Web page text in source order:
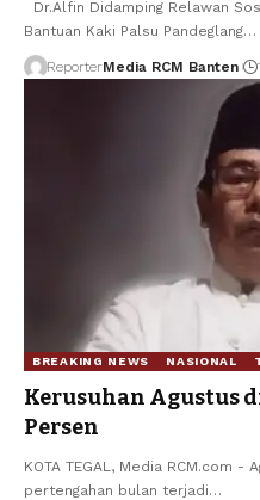
Dr.Alfin Didamping Relawan
Bantuan Kaki Palsu Pandeglang…
ReporterMedia RCM Banten
BREAKING NEWS NASIONAL
Kerusuhan Agustus
Persen
KOTA TEGAL, Media RCM.com
pertengahan bulan terjadi…